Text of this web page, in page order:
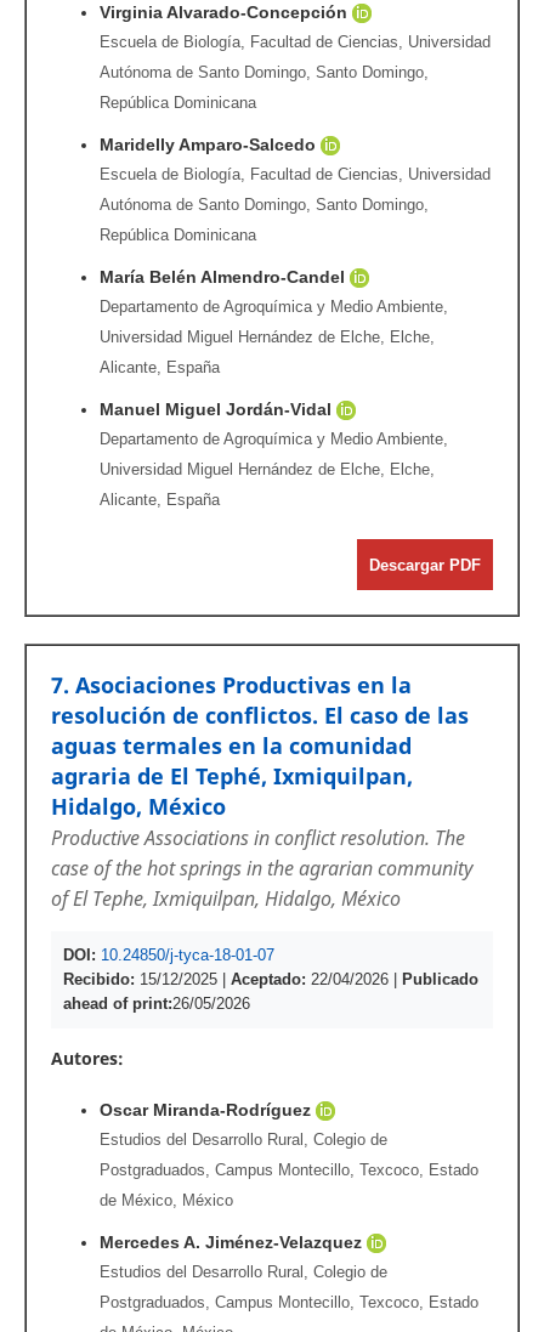
Virginia Alvarado-Concepción
Escuela de Biología, Facultad de Ciencias, Universidad
Autónoma de Santo Domingo, Santo Domingo,
República Dominicana
Maridelly Amparo-Salcedo
Escuela de Biología, Facultad de Ciencias, Universidad
Autónoma de Santo Domingo, Santo Domingo,
República Dominicana
María Belén Almendro-Candel
Departamento de Agroquímica y Medio Ambiente,
Universidad Miguel Hernández de Elche, Elche,
Alicante, España
Manuel Miguel Jordán-Vidal
Departamento de Agroquímica y Medio Ambiente,
Universidad Miguel Hernández de Elche, Elche,
Alicante, España
Descargar PDF
7. Asociaciones Productivas en la
resolución de conflictos. El caso de las
aguas termales en la comunidad
agraria de El Tephé, Ixmiquilpan,
Hidalgo, México
Productive Associations in conflict resolution. The
case of the hot springs in the agrarian community
of El Tephe, Ixmiquilpan, Hidalgo, México
DOI: 10.24850/j-tyca-18-01-07
Recibido: 15/12/2025| Aceptado: 22/04/2026|
Publicado
ahead of print:26/05/2026
Autores:
Oscar Miranda-Rodríguez
Estudios del Desarrollo Rural, Colegio de
Postgraduados, Campus Montecillo, Texcoco, Estado
de México, México
Mercedes A. Jiménez-Velazquez
Estudios del Desarrollo Rural, Colegio de
Postgraduados, Campus Montecillo, Texcoco, Estado